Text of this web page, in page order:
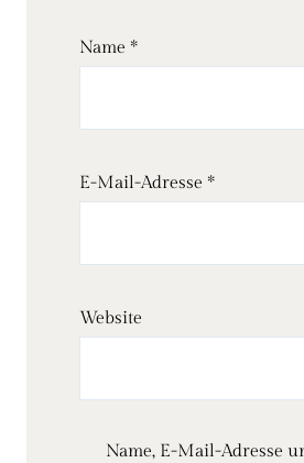
Name *
E-Mail-Adresse *
Website
Name, E-Mail-Adresse